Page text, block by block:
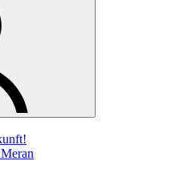
Meran